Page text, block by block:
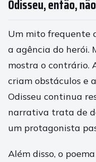
Odisseu, então,
Um mito frequente
a agência do herói.
mostra o contrário.
criam obstáculos e
Odisseu continua
narrativa trata de
um protagonista
Além disso, o